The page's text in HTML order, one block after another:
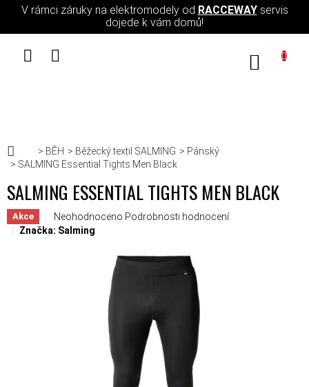
Přejít na obsah
V rámci záruky na elektromodely od RACCEWAYservis
dojede k vám domů!
Domů
BĚH Běžecký textil SALMING
Pánský
SALMING Essential Tights Men Black
SALMING ESSENTIAL TIGHTS MEN BLACK
Akce Průměrné hodnocení produktu je 0,0 z 5 hvězdiček.
Neohodnoceno Podrobnosti hodnocení
Značka: Salming